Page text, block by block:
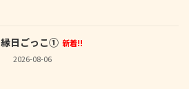
縁日ごっこ① 新着!!
2026-08-06